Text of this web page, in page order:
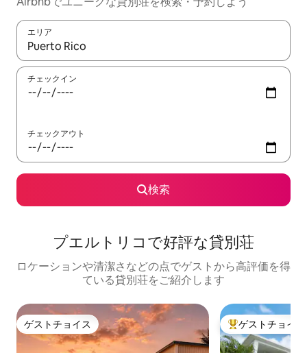
エリア
検索結果が表示されたら、上下の矢印キーを使って移動するか
チェックイン
チェックアウト
検索
プエルトリコで好評な貸別荘
ロケーションや清潔さなどの点でゲストから高評価を得
ている貸別荘をご紹介します
ゲストチョイス
ゲストチョイス 大好評のゲスト
ゲストチョイス